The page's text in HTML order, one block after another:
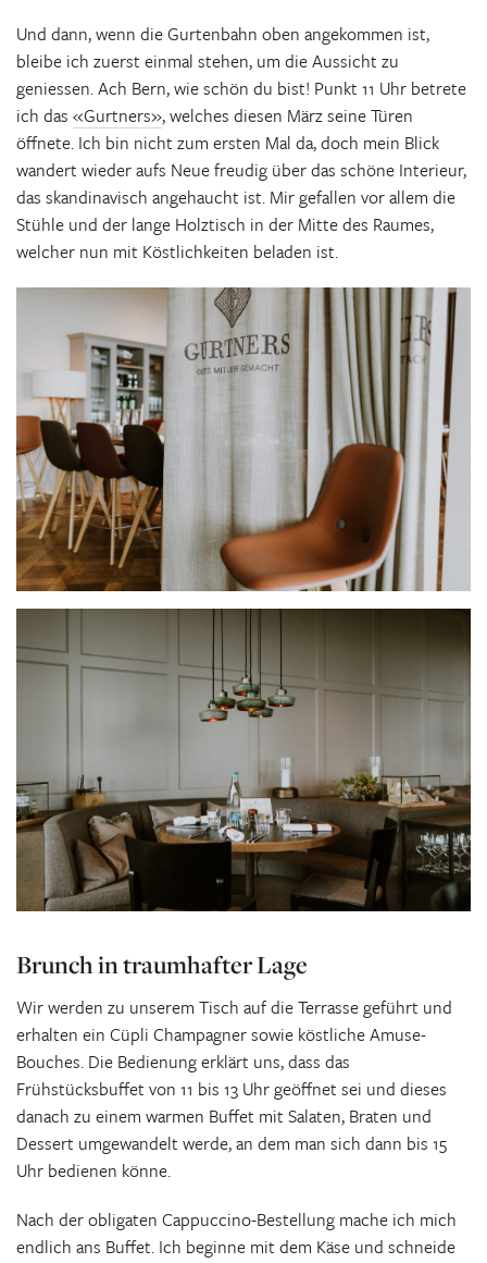
Und dann, wenn die Gurtenbahn oben angekommen ist,
bleibe ich zuerst einmal stehen, um die Aussicht zu
geniessen. Ach Bern, wie schön du bist! Punkt 11 Uhr betrete
ich das «Gurtners», welches diesen März seine Türen
öffnete. Ich bin nicht zum ersten Mal da, doch mein Blick
wandert wieder aufs Neue freudig über das schöne Interieur,
das skandinavisch angehaucht ist. Mir gefallen vor allem die
Stühle und der lange Holztisch in der Mitte des Raumes,
welcher nun mit Köstlichkeiten beladen ist.
Brunch in traumhafter Lage
Wir werden zu unserem Tisch auf die Terrasse geführt und
erhalten ein Cüpli Champagner sowie köstliche Amuse-
Bouches. Die Bedienung erklärt uns, dass das
Frühstücksbuffet von 11 bis 13 Uhr geöffnet sei und dieses
danach zu einem warmen Buffet mit Salaten, Braten und
Dessert umgewandelt werde, an dem man sich dann bis 15
Uhr bedienen könne.
Nach der obligaten Cappuccino-Bestellung mache ich mich
endlich ans Buffet. Ich beginne mit dem Käse und schneide